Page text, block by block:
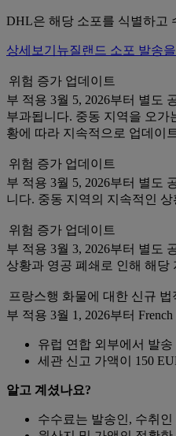
DHL은 해당 소포를 식별하고
상세보기 뉴질랜드 소포 발송
위험 증가 업데이트
부 적용 3월 5, 2026부터 별도
부과됩니다. 중동 지역을 오
황에 따라 지속적으로 업데이
위험 증가 업데이트
부 적용 3월 5, 2026부터 별도
니다. 중동 지역의 지속적인
위험 증가 업데이트
부 적용 3월 3, 2026부터 별도
상황과 영공 폐쇄로 인해 해
프랑스행 화물에 대한 신규 법
부 적용 3월 1, 2026부터
유럽 연합 외부에서 발송
세관 신고 가액이 150
알고 계셨나요?
수수료는 발송인, 수취